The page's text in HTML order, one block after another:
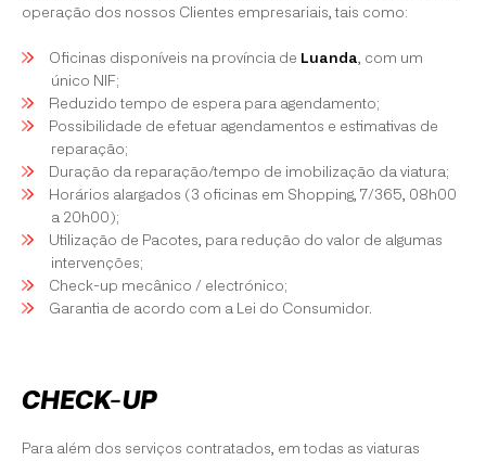
operação dos nossos Clientes empresariais, tais como:
Oficinas disponíveis na província de Luanda, com um
único NIF;
Reduzido tempo de espera para agendamento;
Possibilidade de efetuar agendamentos e estimativas de
reparação;
Duração da reparação/tempo de imobilização da viatura;
Horários alargados (3 oficinas em Shopping, 7/365, 08h00
a 20h00);
Utilização de Pacotes, para redução do valor de algumas
intervenções;
Check-up mecânico / electrónico;
Garantia de acordo com a Lei do Consumidor.
CHECK-UP
Para além dos serviços contratados, em todas as viaturas